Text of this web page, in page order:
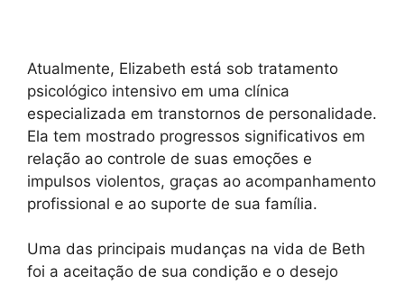
Atualmente, Elizabeth está sob tratamento
psicológico intensivo em uma clínica
especializada em transtornos de personalidade.
Ela tem mostrado progressos significativos em
relação ao controle de suas emoções e
impulsos violentos, graças ao acompanhamento
profissional e ao suporte de sua família.
Uma das principais mudanças na vida de Beth
foi a aceitação de sua condição e o desejo